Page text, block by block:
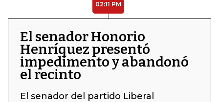
02:11 PM
El senador Honorio
Henríquez presentó
impedimento y abandonó
el recinto
El senador del partido Liberal